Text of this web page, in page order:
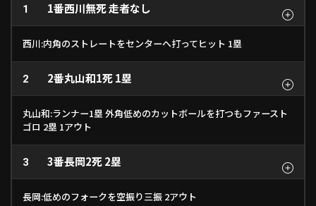
1 1番西川無死 走者なし
西川:内角のストレートをセンターへ打ってヒット 1塁
2 2番丸山和1死 1塁
丸山和:ランナー1塁 外角低めのカットボールを打つもファースト
ゴロ 2塁 1アウト
3 3番長岡2死 2塁
長岡:低めのフォークを空振り三振 2アウト